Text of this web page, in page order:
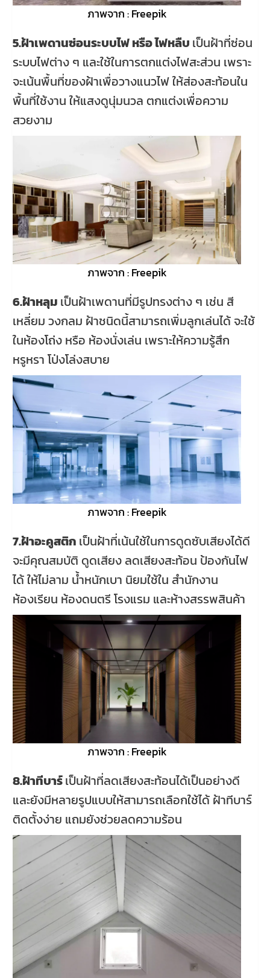
ภาพจาก : Freepik
5.ฝ้าเพดานซ่อนระบบไฟ หรือ ไฟหลืบ เป็นฝ้าที่ซ่อน
ระบบไฟต่าง ๆ และใช้ในการตกแต่งไฟสะส่วน เพราะ
จะเน้นพื้นที่ของฝ้าเพื่อวางแนวไฟ ให้ส่องสะท้อนใน
พื้นที่ใช้งาน ให้แสงดูนุ่มนวล ตกแต่งเพื่อความ
สวยงาม
ภาพจาก : Freepik
6.ฝ้าหลุม เป็นฝ้าเพดานที่มีรูปทรงต่าง ๆ เช่น สี
เหลี่ยม วงกลม ฝ้าชนิดนี้สามารถเพิ่มลูกเล่นได้ จะใช้
ในห้องโถ่ง หรือ ห้องนั่งเล่น เพราะให้ความรู้สึก
หรูหรา โป่งโล่งสบาย
ภาพจาก : Freepik
7.ฝ้าอะคูสติก เป็นฝ้าที่เน้นใช้ในการดูดซับเสียงได้ดี
จะมีคุณสมบัติ ดูดเสียง ลดเสียงสะท้อน ป้องกันไฟ
ได้ ให้ไม่ลาม น้ำหนักเบา นิยมใช้ใน สำนักงาน
ห้องเรียน ห้องดนตรี โรงแรม และห้างสรรพสินค้า
ภาพจาก : Freepik
8.ฝ้าทีบาร์เป็นฝ้าที่ลดเสียงสะท้อนได้เป็นอย่างดี
และยังมีหลายรูปแบบให้สามารถเลือกใช้ได้ ฝ้าทีบาร์
ติดตั้งง่าย แถมยังช่วยลดความร้อน